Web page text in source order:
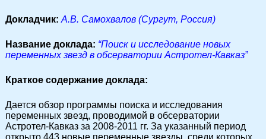
Докладчик: А.В. Самохвалов (Сургут, Россия)
Название доклада: “Поиск и исследование новых
переменных звезд в обсерватории Астротел-Кавказ”
Краткое содержание доклада:
Дается обзор программы поиска и исследования
переменных звезд, проводимой в обсерватории
Астротел-Кавказ за 2008-2011 гг. За указанный период
открыто 443 новые переменные звезды, среди которых